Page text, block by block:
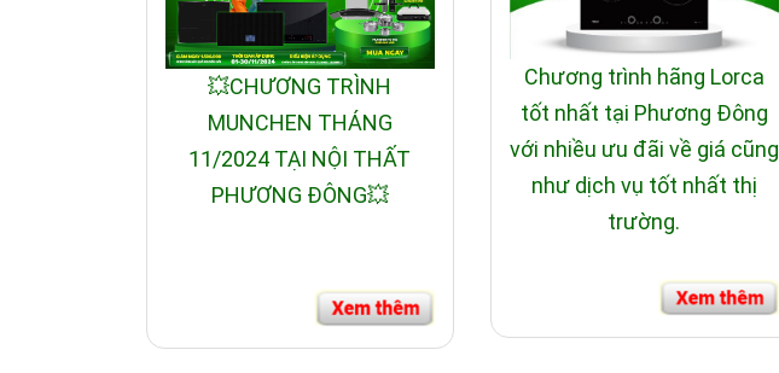
💥CHƯƠNG TRÌNH
MUNCHEN THÁNG
11/2024 TẠI NỘI THẤT
PHƯƠNG ĐÔNG💥
Chương trình hãng Lorca
tốt nhất tại Phương Đông
với nhiều ưu đãi về giá cũng
như dịch vụ tốt nhất thị
trường.